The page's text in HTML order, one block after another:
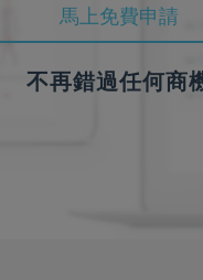
馬上免費申請
不再錯過任何商